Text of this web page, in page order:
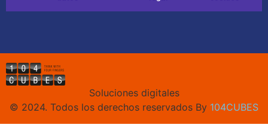
Soluciones digitales
© 2024. Todos los derechos reservados By 104CUBES